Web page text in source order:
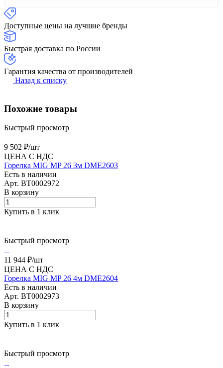
Доступные цены на лучшие бренды
Быстрая доставка по России
Гарантия качества от производителей
Назад к списку
Похожие товары
Быстрый просмотр
9 502 ₽/шт
ЦЕНА С НДС
Горелка MIG MP 26 3м DME2603
Есть в наличии
Арт. BT0002972
В корзину
Купить в 1 клик
Быстрый просмотр
11 944 ₽/шт
ЦЕНА С НДС
Горелка MIG MP 26 4м DME2604
Есть в наличии
Арт. BT0002973
В корзину
Купить в 1 клик
Быстрый просмотр